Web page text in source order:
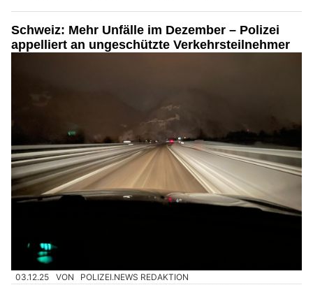
Schweiz: Mehr Unfälle im Dezember – Polizei
appelliert an ungeschützte Verkehrsteilnehmer
03.12.25 VON POLIZEI.NEWS REDAKTION